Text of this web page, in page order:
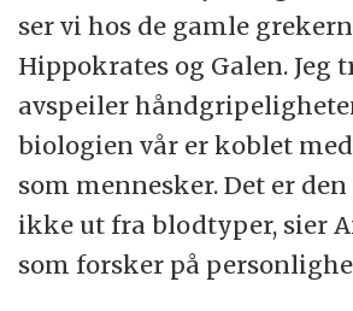
ser vi hos de gamle
Hippokrates og Galen. Jeg
avspeiler
biologien vår er koblet
som mennesker. Det er den
ikke ut fra blodtyper, sier
som forsker på